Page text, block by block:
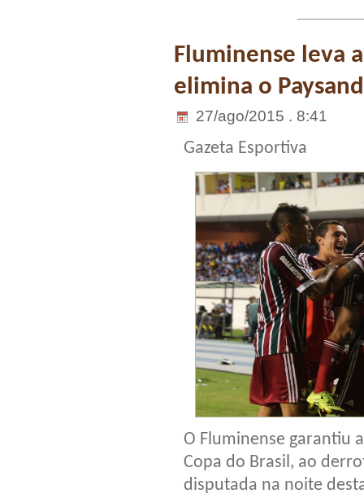
Fluminense leva
elimina o
27/ago/2015 . 8:41
Gazeta Esportiva
O Fluminense garantiu
Copa do Brasil, ao
disputada na noite